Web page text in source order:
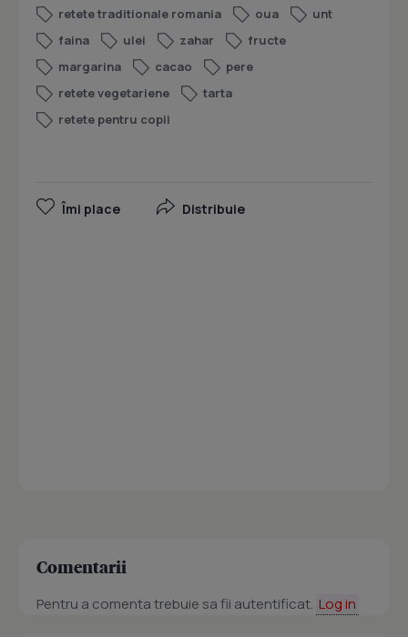
retete traditionale romania oua
unt
faina
ulei zahar
fructe
margarina
cacao
pere
retete vegetariene
tarta
retete pentru copii
Îmi place Distribuie
Comentarii
Pentru a comenta trebuie sa fii autentificat. Log in